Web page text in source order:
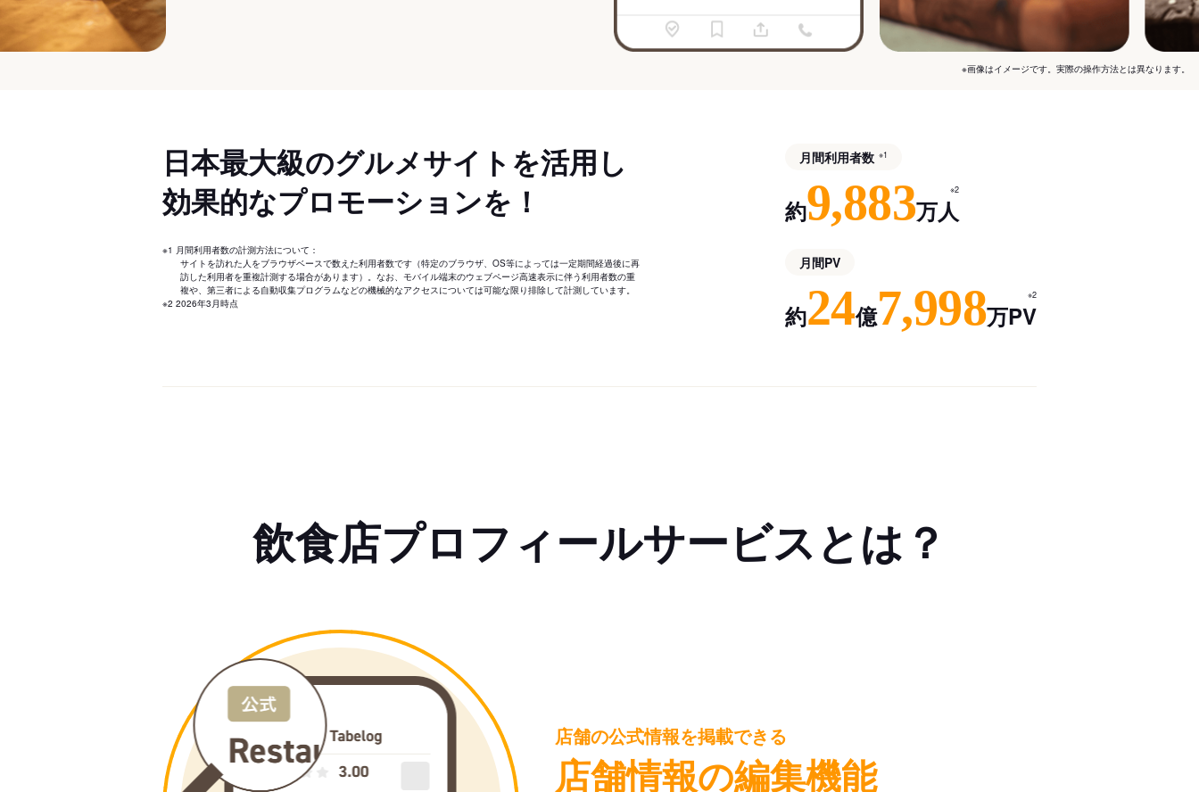
※画像はイメージです。実際の操作方法とは異なります。
日本最大級のグルメサイトを活用し
効果的なプロモーションを！
※1 月間利用者数の計測方法について：
サイトを訪れた人をブラウザベースで数えた利用者数です（特定のブラウザ、OS等によっては一定期間経過後に再
訪した利用者を重複計測する場合があります）。なお、モバイル端末のウェブページ高速表示に伴う利用者数の重
複や、第三者による自動収集プログラムなどの機械的なアクセスについては可能な限り排除して計測しています。
※2 2026年3月時点
月間利用者数 ※1
約9,883万人
※2
月間PV
約24億7,998万PV
※2
飲食店プロフィールサービスとは？
店舗の公式情報を掲載できる
店舗情報の編集機能